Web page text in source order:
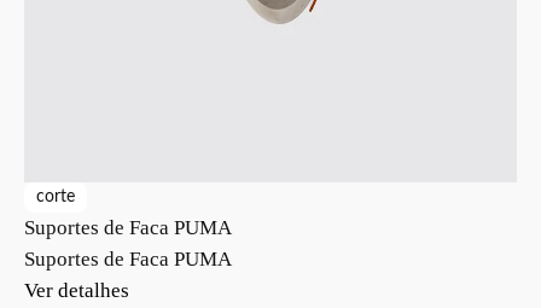
corte
Suportes de Faca PUMA
Suportes de Faca PUMA
Ver detalhes